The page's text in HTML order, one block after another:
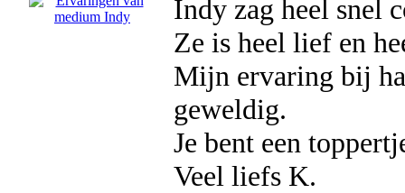
Indy zag heel snel
Ze is heel lief en
Mijn ervaring bij
geweldig.
Je bent een
Veel liefs K.